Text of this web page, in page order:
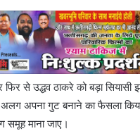
फिर से उद्धव ठाकरे को बड़ा
अपना गुट बनाने का फैसला
माना जाए।